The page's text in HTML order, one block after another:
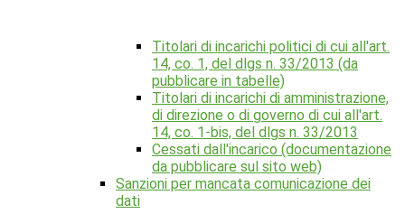
Titolari di incarichi politici di cui all'art.
14, co. 1, del dlgs n. 33/2013 (da
pubblicare in tabelle)
Titolari di incarichi di amministrazione,
di direzione o di governo di cui all'art.
14, co. 1-bis, del dlgs n. 33/2013
Cessati dall'incarico (documentazione
da pubblicare sul sito web)
Sanzioni per mancata comunicazione dei
dati